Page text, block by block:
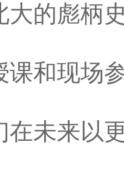
大的彪柄
课和现场
在未来以